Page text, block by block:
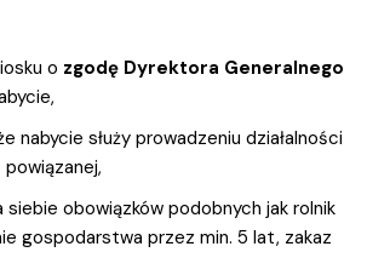
o zgodę Dyrektora Generalnego
nabycie służy prowadzeniu działalności
siebie obowiązków podobnych jak rolnik
gospodarstwa przez min. 5 lat, zakaz